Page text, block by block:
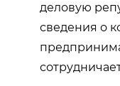
деловую
сведения о